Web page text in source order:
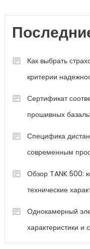
Как выбрать
критерии
Сертификат
прошивных
Специфика
современным
Обзор TANK 500:
технические
Однокамерный
характеристики и